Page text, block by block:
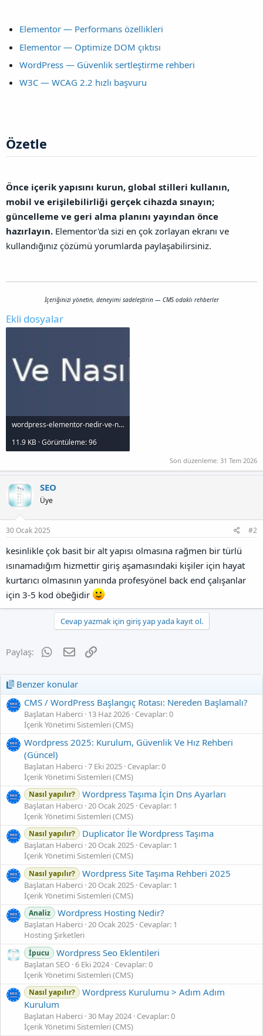
Elementor — Performans özellikleri
Elementor — Optimize DOM çıktısı
WordPress — Güvenlik sertleştirme rehberi
W3C — WCAG 2.2 hızlı başvuru
Özetle​
Önce içerik yapısını kurun, global stilleri kullanın,
mobil ve erişilebilirliği gerçek cihazda sınayın;
güncelleme ve geri alma planını yayından önce
hazırlayın. Elementor'da sizi en çok zorlayan ekranı ve
kullandığınız çözümü yorumlarda paylaşabilirsiniz.
İçeriğinizi yönetin, deneyimi sadeleştirin — CMS odaklı rehberler
Ekli dosyalar
wordpress-elementor-nedir-ve-nasl-kullanlr_1000x120.jpg
11.9 KB · Görüntüleme: 96
Son düzenleme: 31 Tem 2026
SEO
Üye
30 Ocak 2025 #2
kesinlikle çok basit bir alt yapısı olmasına rağmen bir türlü
ısınamadığım hizmettir giriş aşamasındaki kişiler için hayat
kurtarıcı olmasının yanında profesyönel back end çalışanlar
için 3-5 kod öbeğidir
Cevap yazmak için giriş yap yada kayıt ol.
Paylaş: WhatsApp
E-posta
Benzer konular
CMS / WordPress Başlangıç Rotası: Nereden Başlamalı?
Başlatan Haberci 13 Haz 2026 Cevaplar: 0
İçerik Yönetimi Sistemleri (CMS)
Wordpress 2025: Kurulum, Güvenlik Ve Hız Rehberi
(Güncel)
Başlatan Haberci 7 Eki 2025 Cevaplar: 0
İçerik Yönetimi Sistemleri (CMS)
Nasıl yapılır? Wordpress Taşıma İçin Dns Ayarları
Başlatan Haberci 20 Ocak 2025 Cevaplar: 1
İçerik Yönetimi Sistemleri (CMS)
Nasıl yapılır? Duplicator İle Wordpress Taşıma
Başlatan Haberci 20 Ocak 2025 Cevaplar: 1
İçerik Yönetimi Sistemleri (CMS)
Nasıl yapılır? Wordpress Site Taşıma Rehberi 2025
Başlatan Haberci 20 Ocak 2025 Cevaplar: 1
İçerik Yönetimi Sistemleri (CMS)
Analiz Wordpress Hosting Nedir?
Başlatan Haberci 20 Ocak 2025 Cevaplar: 1
Hosting Şirketleri
İpucu Wordpress Seo Eklentileri
Başlatan SEO 6 Eki 2024 Cevaplar: 0
İçerik Yönetimi Sistemleri (CMS)
Nasıl yapılır?
Wordpress Kurulumu > Adım Adım
Kurulum
Başlatan Haberci 30 May 2024 Cevaplar: 0
İçerik Yönetimi Sistemleri (CMS)